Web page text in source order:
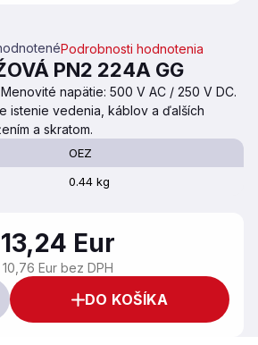
produktu je 0,0 z 5 hviezdičiek.
Podrobnosti hodnotenia
PN2 224A GG
napätie: 500 V AC / 250 V DC.
istenie vedenia, káblov a ďalších
a skratom.
OEZ
0.44 kg
13,24 Eur
10,76 Eur bez DPH
DO KOŠÍKA